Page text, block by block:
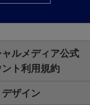
ルメディア公式
ト利用規約
ザイン